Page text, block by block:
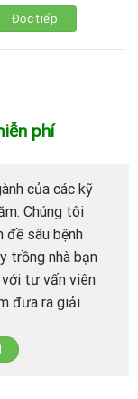
Đọc tiếp
phí
của các kỹ
Chúng tôi
đề sâu bệnh
trồng nhà bạn
tư vấn viên
đưa ra giải